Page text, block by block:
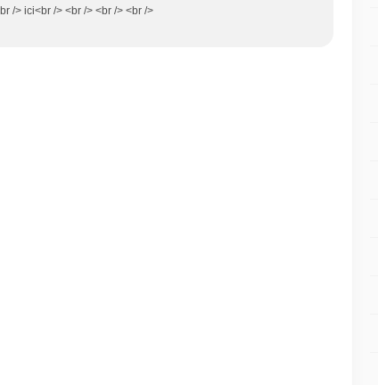
/> ici<br /> <br /> <br /> <br />